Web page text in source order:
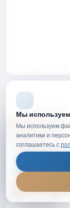
Мы
Мы используем
аналитики и
соглашаетесь с